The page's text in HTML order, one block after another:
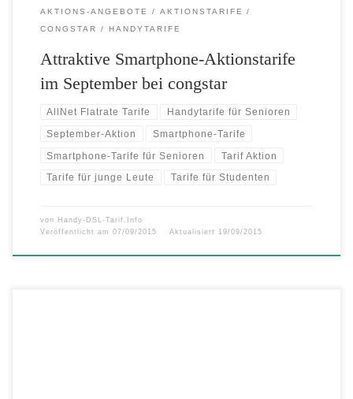
AKTIONS-ANGEBOTE
AKTIONSTARIFE
CONGSTAR
HANDYTARIFE
Attraktive Smartphone-Aktionstarife
im September bei congstar
AllNet Flatrate Tarife Handytarife für Senioren
September-Aktion Smartphone-Tarife
Smartphone-Tarife für Senioren Tarif Aktion
Tarife für junge Leute Tarife für Studenten
von Handy-DSL-Tarif.Info
Veröffentlicht am 07/09/2015 Aktualisiert 19/09/2015